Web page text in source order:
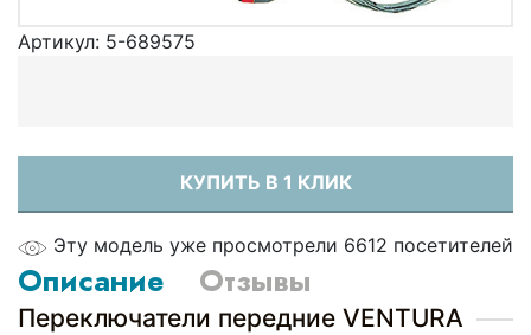
Артикул: 5-689575
КУПИТЬ В 1 КЛИК
Эту модель уже просмотрели 6612 посетителей
Описание Отзывы
Переключатели передние VENTURA